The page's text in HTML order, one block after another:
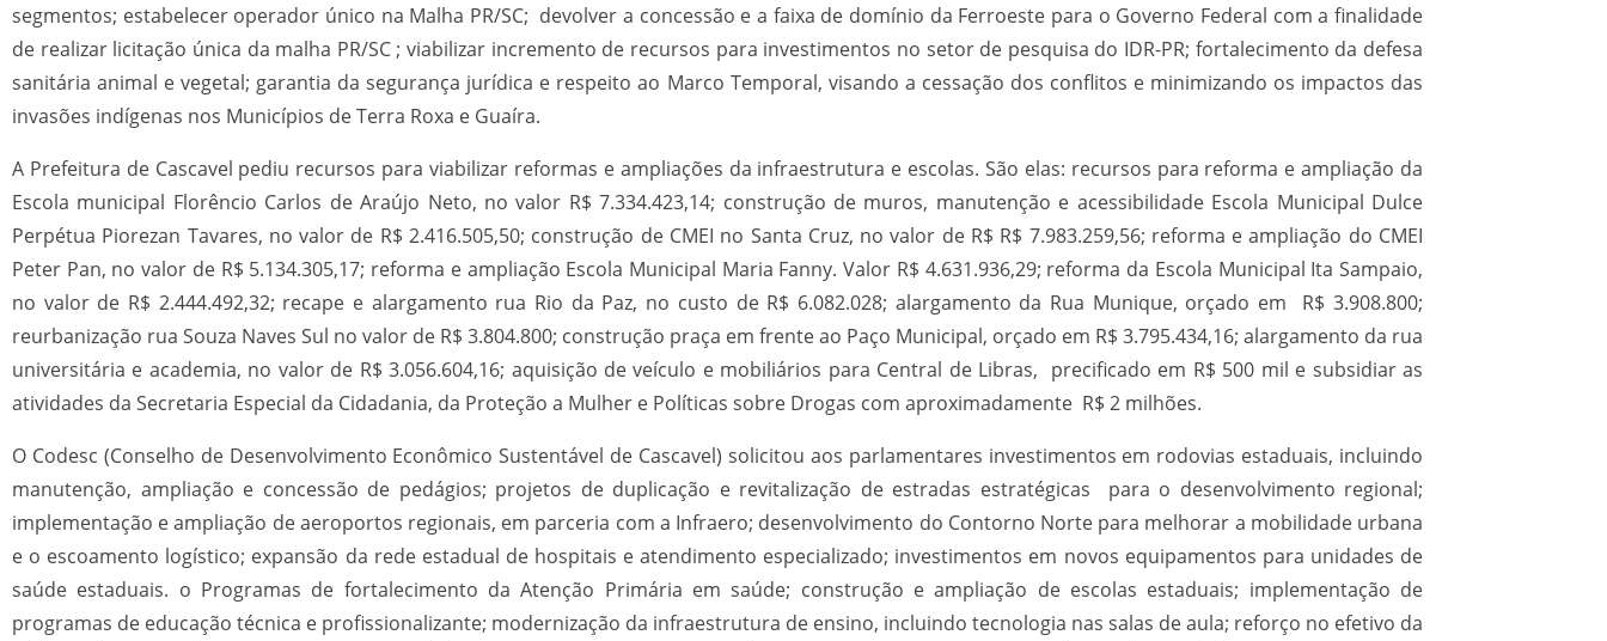
segmentos; estabelecer operador único na Malha PR/SC; devolver a concessão e a faixa de domínio da Ferroeste para o Governo Federal com a finalidade
de realizar licitação única da malha PR/SC ; viabilizar incremento de recursos para investimentos no setor de pesquisa do IDR-PR; fortalecimento da defesa
sanitária animal e vegetal; garantia da segurança jurídica e respeito ao Marco Temporal, visando a cessação dos conflitos e minimizando os impactos das
invasões indígenas nos Municípios de Terra Roxa e Guaíra.
A Prefeitura de Cascavel pediu recursos para viabilizar reformas e ampliações da infraestrutura e escolas. São elas: recursos para reforma e ampliação da
Escola municipal Florêncio Carlos de Araújo Neto, no valor R$ 7.334.423,14; construção de muros, manutenção e acessibilidade Escola Municipal Dulce
Perpétua Piorezan Tavares, no valor de R$ 2.416.505,50; construção de CMEI no Santa Cruz, no valor de R$ R$ 7.983.259,56; reforma e ampliação do CMEI
Peter Pan, no valor de R$ 5.134.305,17; reforma e ampliação Escola Municipal Maria Fanny. Valor R$ 4.631.936,29; reforma da Escola Municipal Ita Sampaio,
no valor de R$ 2.444.492,32; recape e alargamento rua Rio da Paz, no custo de R$ 6.082.028; alargamento da Rua Munique, orçado em R$ 3.908.800;
reurbanização rua Souza Naves Sul no valor de R$ 3.804.800; construção praça em frente ao Paço Municipal, orçado em R$ 3.795.434,16; alargamento da rua
universitária e academia, no valor de R$ 3.056.604,16; aquisição de veículo e mobiliários para Central de Libras, precificado em R$ 500 mil e subsidiar as
atividades da Secretaria Especial da Cidadania, da Proteção a Mulher e Políticas sobre Drogas com aproximadamente R$ 2 milhões.
O Codesc (Conselho de Desenvolvimento Econômico Sustentável de Cascavel) solicitou aos parlamentares investimentos em rodovias estaduais, incluindo
manutenção, ampliação e concessão de pedágios; projetos de duplicação e revitalização de estradas estratégicas para o desenvolvimento regional;
implementação e ampliação de aeroportos regionais, em parceria com a Infraero; desenvolvimento do Contorno Norte para melhorar a mobilidade urbana
e o escoamento logístico; expansão da rede estadual de hospitais e atendimento especializado; investimentos em novos equipamentos para unidades de
saúde estaduais. o Programas de fortalecimento da Atenção Primária em saúde; construção e ampliação de escolas estaduais; implementação de
programas de educação técnica e profissionalizante; modernização da infraestrutura de ensino, incluindo tecnologia nas salas de aula; reforço no efetivo da